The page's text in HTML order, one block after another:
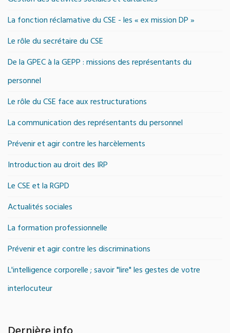
La fonction réclamative du CSE - les « ex mission DP »
Le rôle du secrétaire du CSE
De la GPEC à la GEPP : missions des représentants du
personnel
Le rôle du CSE face aux restructurations
La communication des représentants du personnel
Prévenir et agir contre les harcèlements
Introduction au droit des IRP
Le CSE et la RGPD
Actualités sociales
La formation professionnelle
Prévenir et agir contre les discriminations
L'intelligence corporelle ; savoir "lire" les gestes de votre
interlocuteur